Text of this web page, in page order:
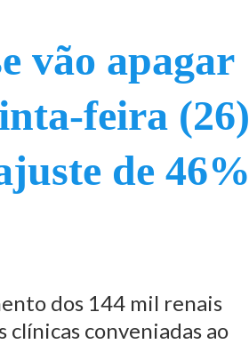
vão apagar
feira (26)
de 46%
dos 144 mil renais
clínicas conveniadas ao